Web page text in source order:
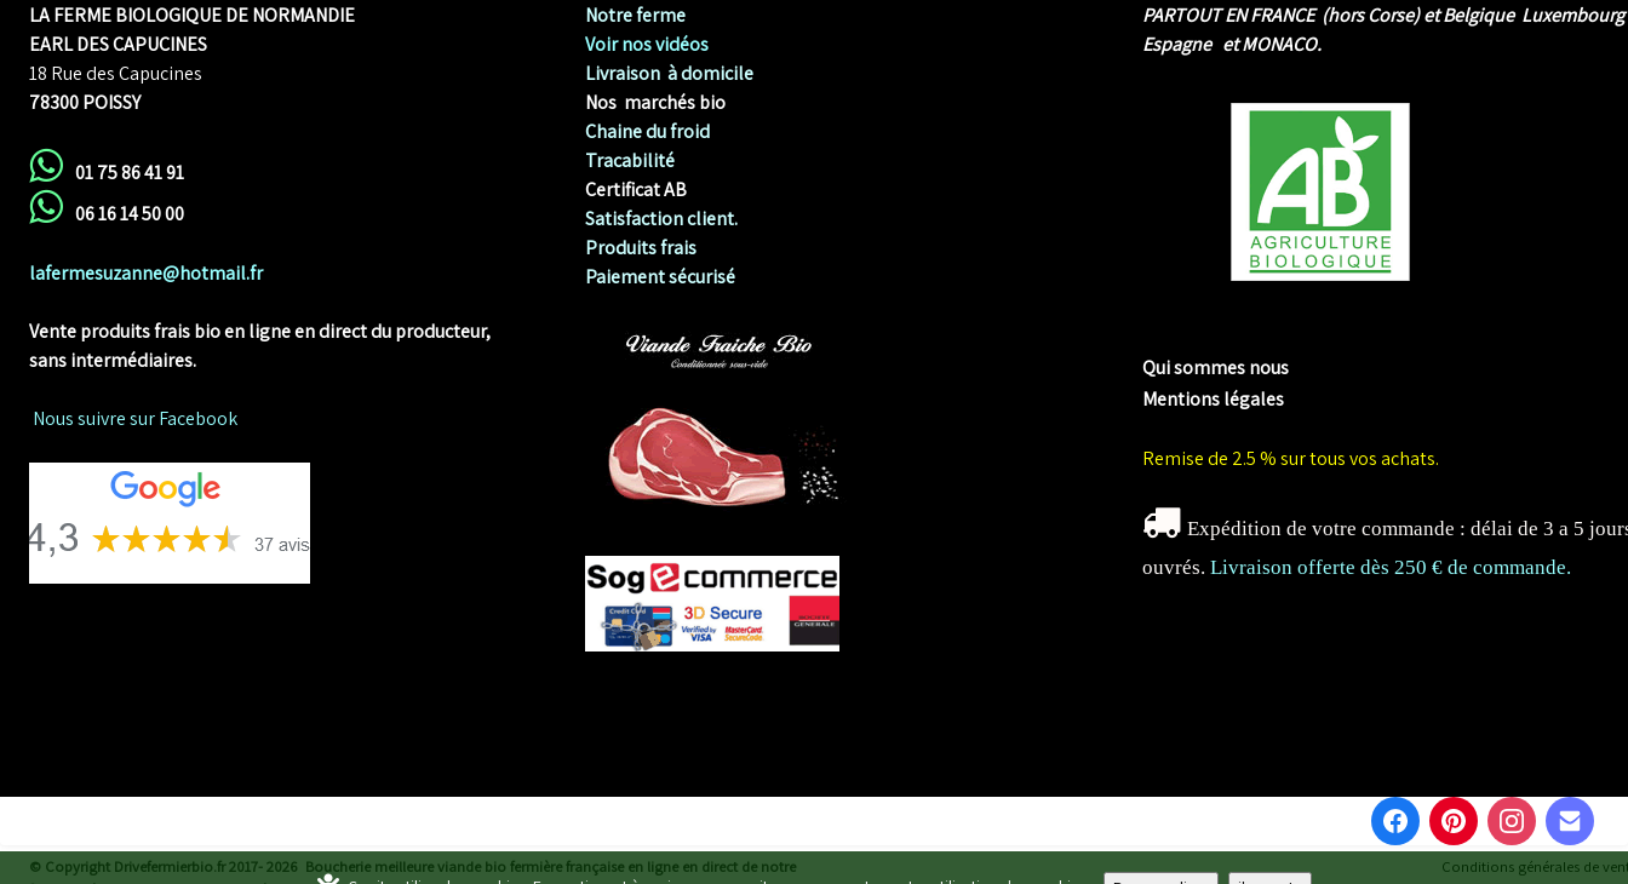
LA FERME BIOLOGIQUE DE NORMANDIE
EARL DES CAPUCINES
18 Rue des Capucines
78300 POISSY
01 75 86 41 91
06 16 14 50 00
lafermesuzanne@hotmail.fr
Vente produits frais bio en ligneen direct du producteur,
sans intermédiaires.
Nous suivre sur Facebook
Notre ferme
Voir nos vidéos
Livraison à domicile
Nos marchés bio
Chaine du froid
Tracabilité
Certificat AB
Satisfaction client.
Produits frais
Paiement sécurisé
PARTOUT EN FRANCE (hors Corse) et Belgique Luxembourg
Espagne et MONACO.
Qui sommes nous
Mentions légales
Remise de 2.5 % sur tous vos achats.
Expédition de votre commande : délai de 3 a 5
ouvrés. Livraison offerte dès 250 € de commande.
© Copyright Drivefermierbio.fr 2017- 2026 Boucherie meilleure viande bio fermière française en ligne en direct de notre
Conditions générales de